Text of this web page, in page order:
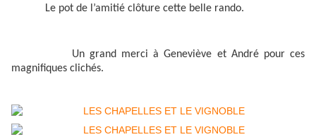
Le pot de l’amitié clôture cette belle rando.
Un grand merci à Geneviève et André pour ces
magnifiques clichés.